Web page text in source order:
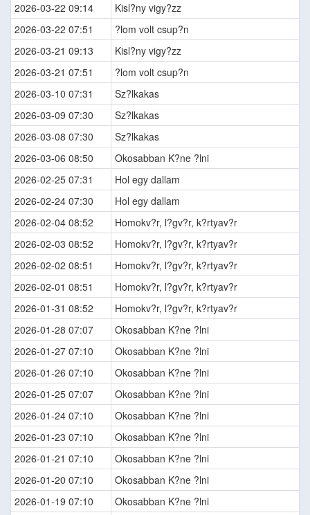
2026-03-22 09:14
Kisl?ny vigy?zz
2026-03-22 07:51
?lom volt csup?n
2026-03-21 09:13
Kisl?ny vigy?zz
2026-03-21 07:51
?lom volt csup?n
2026-03-10 07:31
Sz?lkakas
2026-03-09 07:30
Sz?lkakas
2026-03-08 07:30
Sz?lkakas
2026-03-06 08:50
Okosabban K?ne ?lni
2026-02-25 07:31
Hol egy dallam
2026-02-24 07:30
Hol egy dallam
2026-02-04 08:52
Homokv?r, l?gv?r, k?rtyav?r
2026-02-03 08:52
Homokv?r, l?gv?r, k?rtyav?r
2026-02-02 08:51
Homokv?r, l?gv?r, k?rtyav?r
2026-02-01 08:51
Homokv?r, l?gv?r, k?rtyav?r
2026-01-31 08:52
Homokv?r, l?gv?r, k?rtyav?r
2026-01-28 07:07
Okosabban K?ne ?lni
2026-01-27 07:10
Okosabban K?ne ?lni
2026-01-26 07:10
Okosabban K?ne ?lni
2026-01-25 07:07
Okosabban K?ne ?lni
2026-01-24 07:10
Okosabban K?ne ?lni
2026-01-23 07:10
Okosabban K?ne ?lni
2026-01-21 07:10
Okosabban K?ne ?lni
2026-01-20 07:10
Okosabban K?ne ?lni
2026-01-19 07:10
Okosabban K?ne ?lni